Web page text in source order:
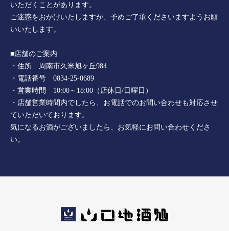
いただくことがあります。
ご迷惑をおかけいたしますが、予めご了承くださいますようお願
いいたします。
■店舗のご案内
・住所 周南市久米旭ヶ丘984
・電話番号 0834-25-0689
・営業時間 10:00～18:00（店休日/日曜日）
・店舗営業時間内でしたら、お電話でのお問い合わせも対応させ
ていただいております。
気になるお酒がございましたら、お気軽にお問い合わせくださ
い。